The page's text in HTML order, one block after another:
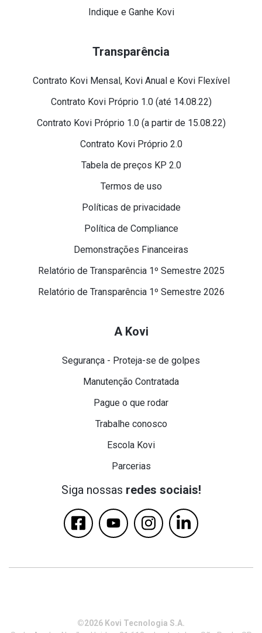
Indique e Ganhe Kovi
Transparência
Contrato Kovi Mensal, Kovi Anual e Kovi Flexível
Contrato Kovi Próprio 1.0 (até 14.08.22)
Contrato Kovi Próprio 1.0 (a partir de 15.08.22)
Contrato Kovi Próprio 2.0
Tabela de preços KP 2.0
Termos de uso
Políticas de privacidade
Política de Compliance
Demonstrações Financeiras
Relatório de Transparência 1º Semestre 2025
Relatório de Transparência 1º Semestre 2026
A Kovi
Segurança - Proteja-se de golpes
Manutenção Contratada
Pague o que rodar
Trabalhe conosco
Escola Kovi
Parcerias
Siga nossas redes sociais!
©2026 Kovi Tecnologia S.A.